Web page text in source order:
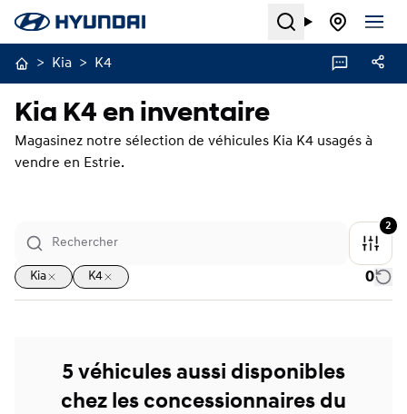
Search
> Kia > K4
Kia K4 en inventaire
Magasinez notre sélection de véhicules Kia K4 usagés à
vendre en Estrie.
2
Kia K4 0
5 véhicules aussi disponibles
chez les concessionnaires du